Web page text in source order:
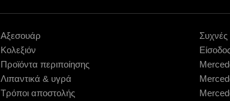
Αξεσουάρ
Κολεξιόν
Προϊόντα περιποίησης
Λιπαντικά & υγρά
Τρόποι αποστολής
Συχνές